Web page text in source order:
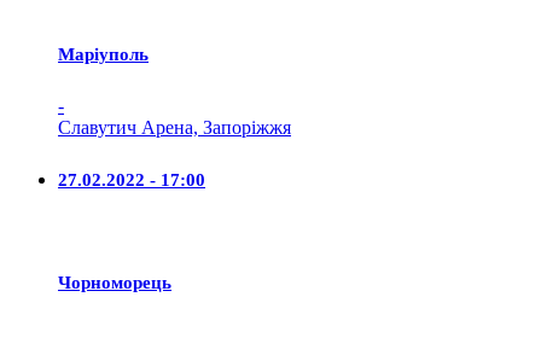
Маріуполь
-
Славутич Арена, Запоріжжя
27.02.2022 - 17:00
Чорноморець